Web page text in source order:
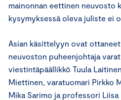
mainonnan eettinen neuvosto
kysymyksessä oleva juliste ei
Asian käsittelyyn ovat
neuvoston puheenjohtaja
viestintäpäällikkö Tuula
Miettinen, varatuomari Pirkko
Mika Sarimo ja professori Liisa